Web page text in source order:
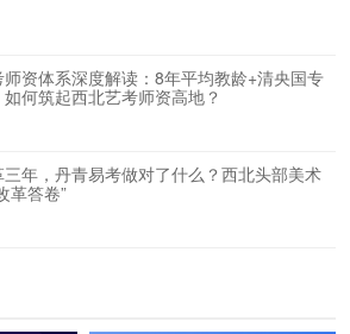
资体系深度解读：8年平均教龄+清央国专
何筑起西北艺考师资高地？
年，丹青易考做对了什么？西北头部美术
革答卷”